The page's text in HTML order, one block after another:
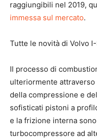
raggiungibili nel 2019,
immessa sul mercato.
Tutte le novità di Volvo
Il processo di
ulteriormente attraverso
della compressione e
sofisticati pistoni a
e la frizione interna
turbocompressore ad